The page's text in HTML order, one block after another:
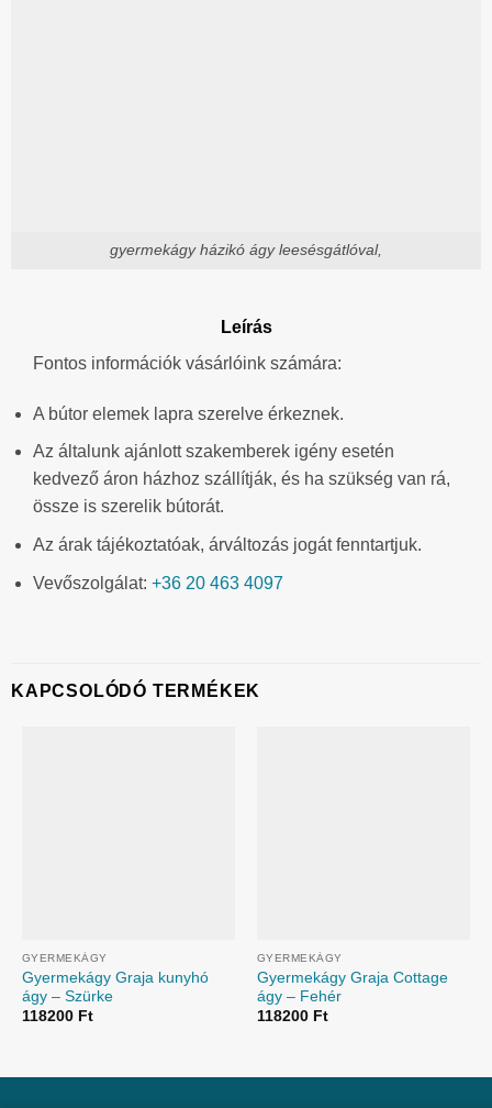
gyermekágy házikó ágy leesésgátlóval,
Leírás
Fontos információk vásárlóink számára:
A bútor elemek lapra szerelve érkeznek.
Az általunk ajánlott szakemberek igény esetén
kedvező áron házhoz szállítják, és ha szükség van rá,
össze is szerelik bútorát.
Az árak tájékoztatóak, árváltozás jogát fenntartjuk.
Vevőszolgálat: +36 20 463 4097
KAPCSOLÓDÓ TERMÉKEK
GYERMEKÁGY
Gyermekágy Graja kunyhó
ágy – Szürke
118200 Ft
GYERMEKÁGY
Gyermekágy Graja Cottage
ágy – Fehér
118200 Ft